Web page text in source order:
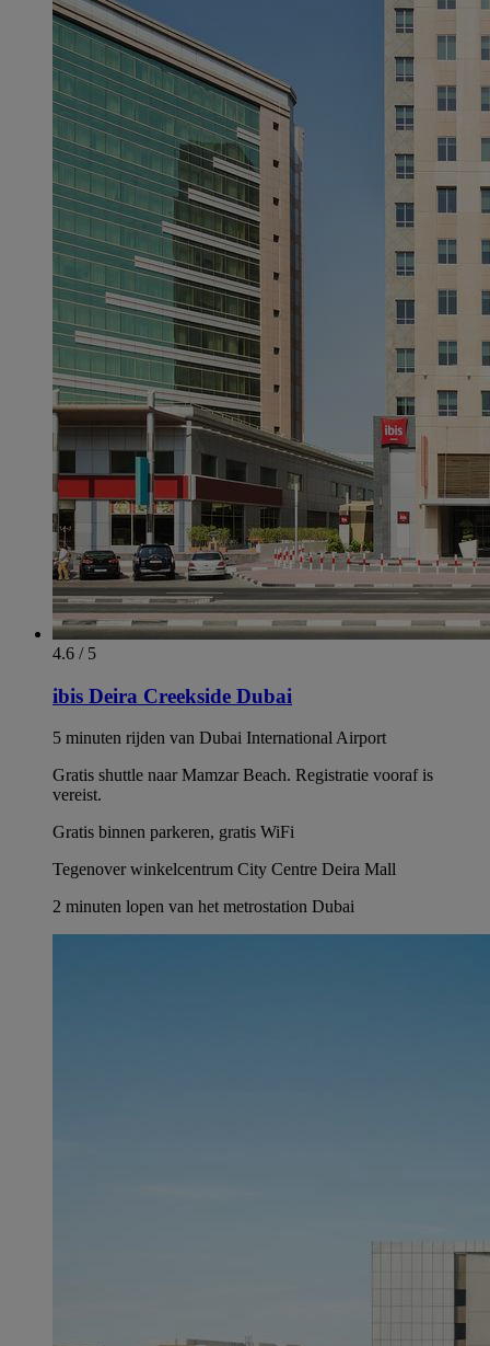
4.6 / 5
ibis Deira Creekside Dubai
5 minuten rijden van Dubai International Airport
Gratis shuttle naar Mamzar Beach. Registratie vooraf is
vereist.
Gratis binnen parkeren, gratis WiFi
Tegenover winkelcentrum City Centre Deira Mall
2 minuten lopen van het metrostation Dubai